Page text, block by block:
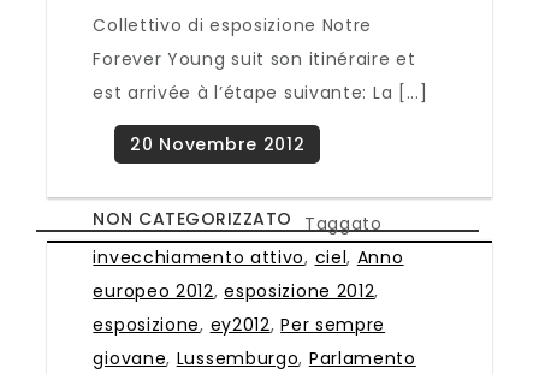
Collettivo di esposizione Notre
Forever Young suit son itinéraire et
est arrivée à l’étape suivante: La [...]
NON CATEGORIZZATO
Taggato
invecchiamento attivo, ciel, Anno
europeo 2012,esposizione 2012,
esposizione, ey2012,Per sempre
giovane, Lussemburgo, Parlamento